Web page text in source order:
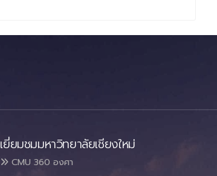
เยี่ยมชมมหาวิทยาลัยเชียงใหม่
CMU 360 องศา